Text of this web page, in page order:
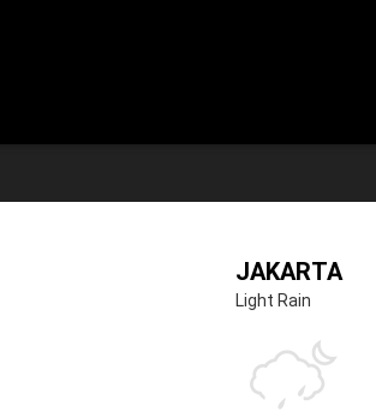
JAKARTA
Light Rain